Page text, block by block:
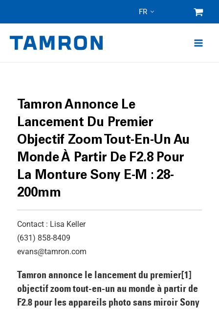
content
FR
Tamron Annonce Le
Lancement Du Premier
Objectif Zoom Tout-En-Un Au
Monde À Partir De F2.8 Pour
La Monture Sony E-M : 28-
200mm
Contact : Lisa Keller
(631) 858-8409
evans@tamron.com
Tamron annonce le lancement du premier[1]
objectif zoom tout-en-un au monde à partir de
F2.8 pour les appareils photo sans miroir Sony